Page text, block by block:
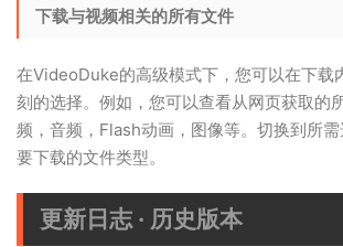
下载与视频相关的所有文件
在VideoDuke的高级模式下，您可以在下载
刻的选择。例如，您可以查看从网页获取的
频，音频，Flash动画，图像等。切换到所
要下载的文件类型。
更新日志 · 历史版本